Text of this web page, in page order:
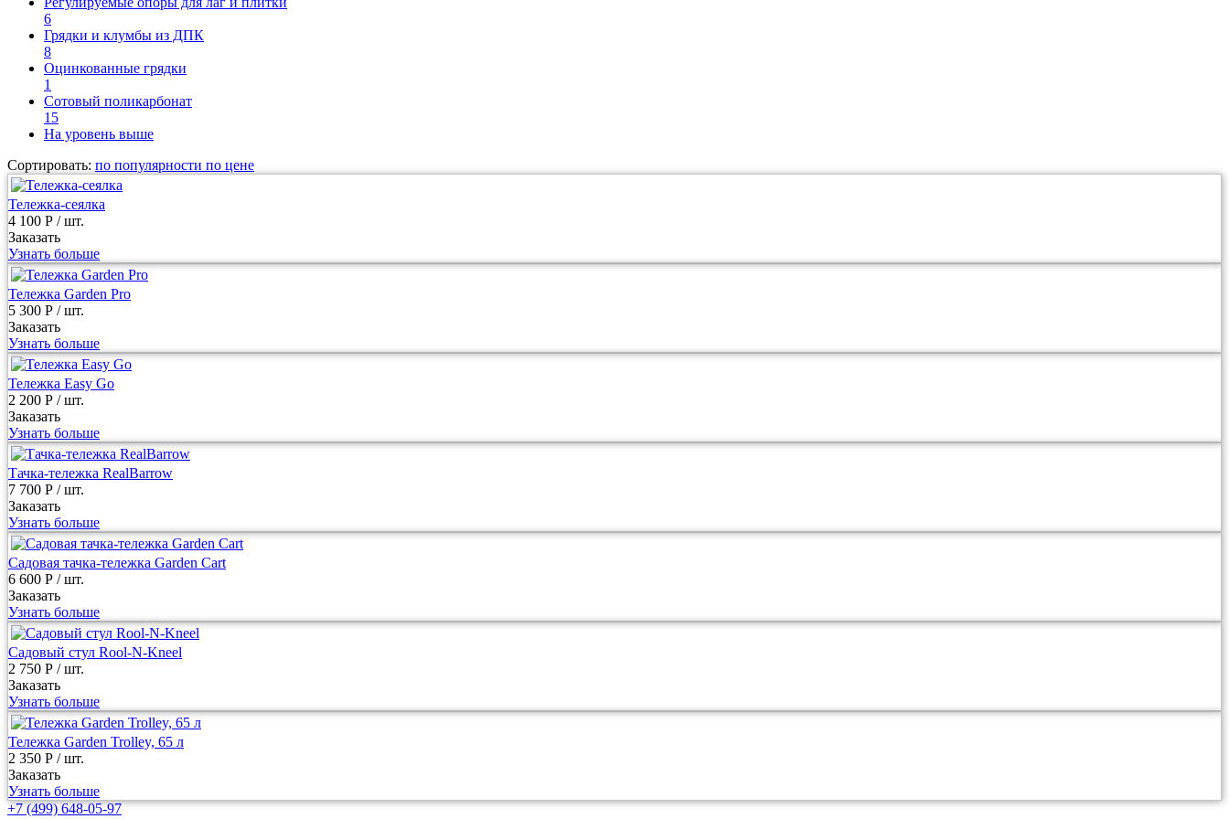
6
Грядки и клумбы из ДПК
8
Оцинкованные грядки
1
Сотовый поликарбонат
15
На уровень выше
Сортировать: по популярности по цене
Тележка-сеялка
4 100 Р / шт.
Заказать
Узнать больше
Тележка Garden Pro
5 300 Р / шт.
Заказать
Узнать больше
Тележка Easy Go
2 200 Р / шт.
Заказать
Узнать больше
Тачка-тележка RealBarrow
7 700 Р / шт.
Заказать
Узнать больше
Садовая тачка-тележка Garden Cart
6 600 Р / шт.
Заказать
Узнать больше
Садовый стул Rool-N-Kneel
2 750 Р / шт.
Заказать
Узнать больше
Тележка Garden Trolley, 65 л
2 350 Р / шт.
Заказать
Узнать больше
+7 (499) 648-05-97